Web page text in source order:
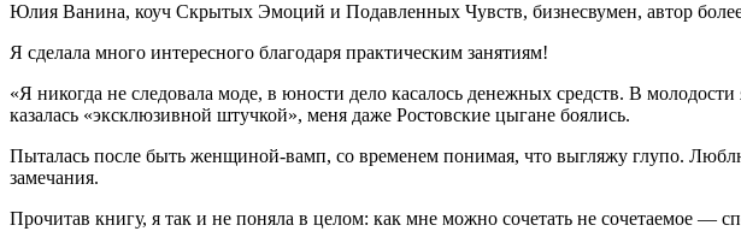
Юлия Ванина, коуч Скрытых Эмоций и Подавленных Чувств, бизнесвумен, автор
Я сделала много интересного благодаря практическим занятиям!
«Я никогда не следовала моде, в юности дело касалось денежных средств. В
казалась «эксклюзивной штучкой», меня даже Ростовские цыгане боялись.
Пыталась после быть женщиной-вамп, со временем понимая, что выгляжу глупо.
замечания.
Прочитав книгу, я так и не поняла в целом: как мне можно сочетать не сочетаемое —